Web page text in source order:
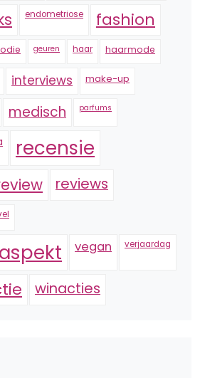
endometriose fashion
geuren haar haarmode
interviews make-up
medisch parfums
recensie
reviews
vegan verjaardag
winacties